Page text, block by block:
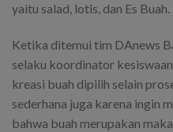
yaitu salad, lotis, dan Es Buah.
Ketika ditemui tim DAnews
selaku koordinator
kreasi buah dipilih selain
sederhana juga karena ingin
bahwa buah merupakan